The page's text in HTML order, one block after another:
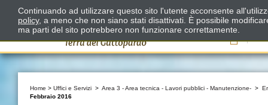
Il
Home > Uffici e Servizi > Area 3 - Area tecnica - Lavori pubblici - Manutenzione- >
Febbraio 2016
Continuando ad utilizzare questo sito l'utente acconsente
policy, a meno che non siano stati disattivati. È possibile
ma parti del sito potrebbero non funzionare correttamente.